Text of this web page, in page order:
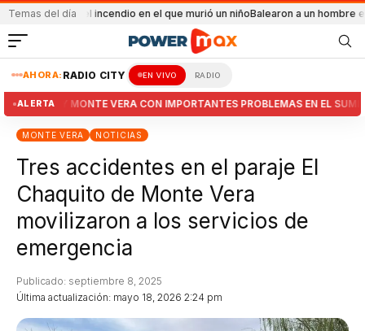
Temas del día
el incendio en el que murió un niñoBalearon a un hombre en un
AHORA: RADIO CITY EN VIVO RADIO
ALERTAY MONTE VERA CON IMPORTANTES PROBLEMAS EN EL
MONTE VERA NOTICIAS
Tres accidentes en el paraje El
Chaquito de Monte Vera
movilizaron a los servicios de
emergencia
Última actualización: mayo 18, 2026 2:24 pm
Publicado: septiembre 8, 2025